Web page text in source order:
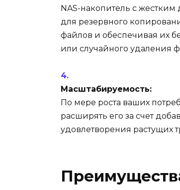
NAS-накопитель с
для резервного
файлов и обеспечивая их
или случайного удаления
Масштабируемость:
По мере роста ваших
расширять его за счет
удовлетворения растущих